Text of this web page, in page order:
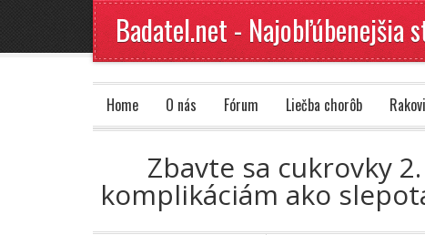
Badatel.net - Najobľúbenejšia
Home O nás Fórum Liečba chorôb
Zbavte sa cukrovky
komplikáciám ako